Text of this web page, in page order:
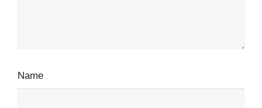
Name